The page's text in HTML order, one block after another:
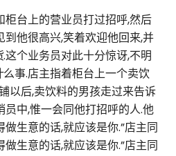
柜台上的营业员打过招呼,然后
他很高兴,笑着欢迎他回来,并
这个业务员对此十分惊讶,不明
事.店主指着柜台上一个卖饮
以后,卖饮料的男孩走过来告诉
中,惟一会同他打招呼的人.他
生意的话,就应该是你.”店主同
生意的话,就应该是你.”店主同